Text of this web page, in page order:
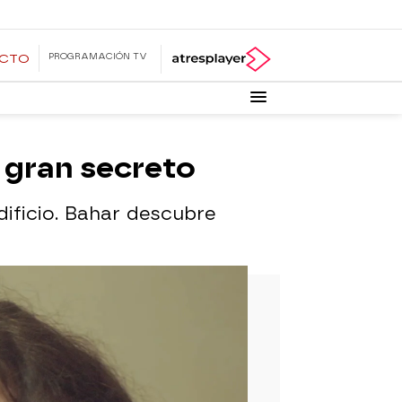
PROGRAMACIÓN TV
gran secreto
Bahar descubre